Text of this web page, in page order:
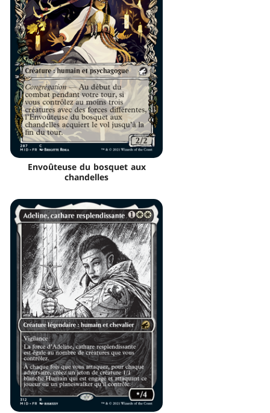
Envoûteuse du bosquet aux
chandelles